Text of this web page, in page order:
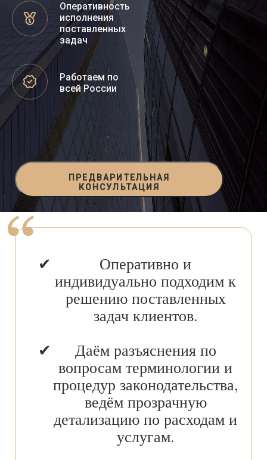
Оперативность
исполнения
поставленных
задач
Работаем по
всей России
ПРЕДВАРИТЕЛЬНАЯ
КОНСУЛЬТАЦИЯ
Оперативно и
индивидуально подходим к
решению поставленных
задач клиентов.
Даём разъяснения по
вопросам терминологии и
процедур законодательства,
ведём прозрачную
детализацию по расходам и
услугам.